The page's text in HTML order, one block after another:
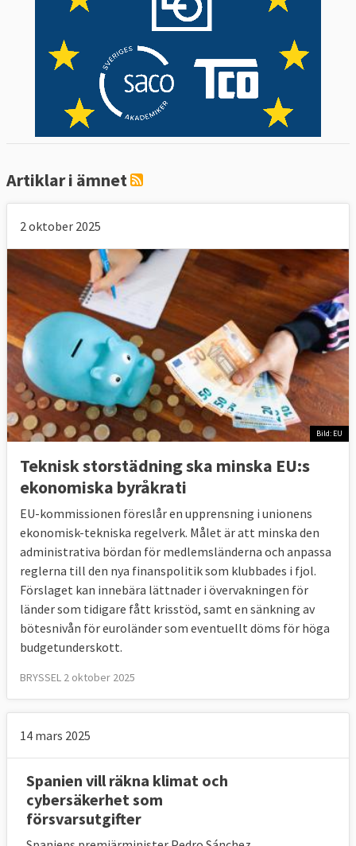
Artiklar i ämnet
2 oktober 2025
Bild: EU
Teknisk storstädning ska minska EU:s
ekonomiska byråkrati
EU-kommissionen föreslår en upprensning i unionens
ekonomisk-tekniska regelverk. Målet är att minska den
administrativa bördan för medlemsländerna och anpassa
reglerna till den nya finanspolitik som klubbades i fjol.
Förslaget kan innebära lättnader i övervakningen för
länder som tidigare fått krisstöd, samt en sänkning av
bötesnivån för euroländer som eventuellt döms för höga
budgetunderskott.
BRYSSEL 2 oktober 2025
14 mars 2025
Spanien vill räkna klimat och
cybersäkerhet som
försvarsutgifter